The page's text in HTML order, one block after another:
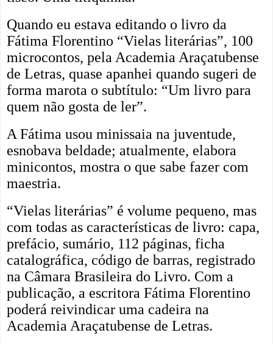
Quando eu estava editando o livro da
Fátima Florentino “Vielas literárias”, 100
microcontos, pela Academia Araçatubense
de Letras, quase apanhei quando sugeri de
forma marota o subtítulo: “Um livro para
quem não gosta de ler”.
A Fátima usou minissaia na juventude,
esnobava beldade; atualmente, elabora
minicontos, mostra o que sabe fazer com
maestria.
“Vielas literárias” é volume pequeno, mas
com todas as características de livro: capa,
prefácio, sumário, 112 páginas, ficha
catalográfica, código de barras, registrado
na Câmara Brasileira do Livro. Com a
publicação, a escritora Fátima Florentino
poderá reivindicar uma cadeira na
Academia Araçatubense de Letras.